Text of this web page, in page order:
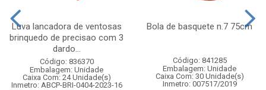
Luva lancadora de ventosas
brinquedo de precisao com 3
dardo...
Código: 836370
Embalagem: Unidade
Caixa Com: 24 Unidade(s)
Inmetro: ABCP-BRI-0404-2023-16
Bola de basquete n.7 75cm
Código: 841285
Embalagem: Unidade
Caixa Com: 30 Unidade(s)
Inmetro: 007517/2019